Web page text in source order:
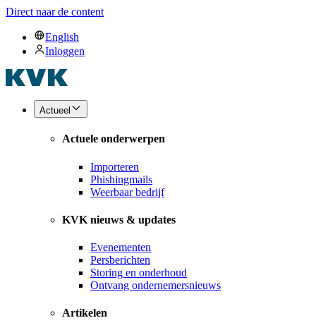
Direct naar de content
English
Inloggen
Actueel
Actuele onderwerpen
Importeren
Phishingmails
Weerbaar bedrijf
KVK nieuws & updates
Evenementen
Persberichten
Storing en onderhoud
Ontvang ondernemersnieuws
Artikelen